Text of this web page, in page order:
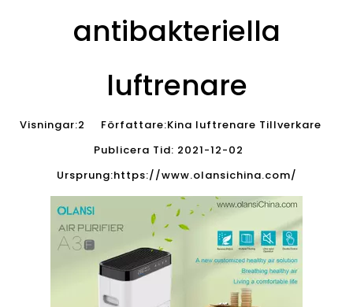
antibakteriella
luftrenare
Visningar:2 Författare:Kina luftrenare Tillverkare
Publicera Tid: 2021-12-02
Ursprung:https://www.olansichina.com/